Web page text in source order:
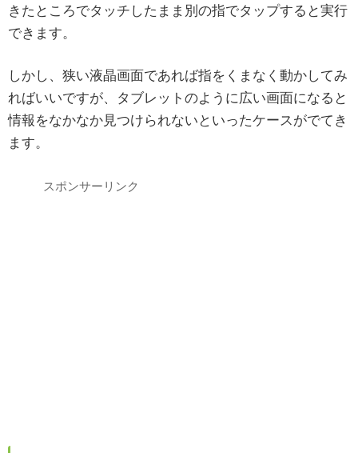
きたところでタッチしたまま別の指でタップすると実行
できます。
しかし、狭い液晶画面であれば指をくまなく動かしてみ
ればいいですが、タブレットのように広い画面になると
情報をなかなか見つけられないといったケースがでてき
ます。
スポンサーリンク